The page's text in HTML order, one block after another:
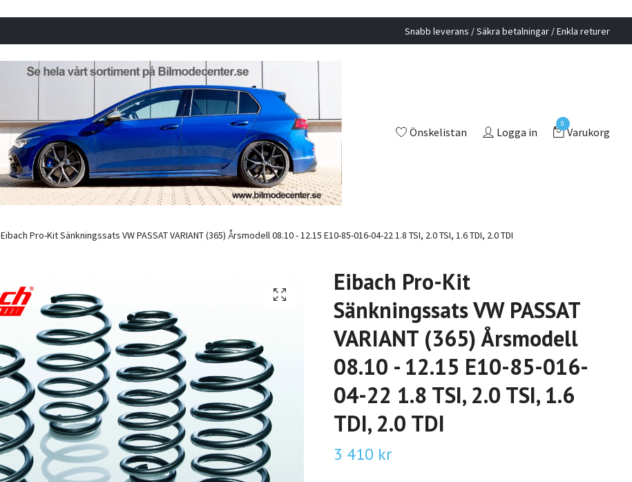
Snabb leverans / Säkra betalningar / Enkla returer
Önskelistan Logga in
0
Varukorg
Eibach Pro-Kit Sänkningssats VW PASSAT VARIANT (365) Årsmodell 08.10 - 12.15 E10-85-016-04-22 1.8 TSI, 2.0 TSI, 1.6 TDI, 2.0 TDI
Eibach Pro-Kit
Sänkningssats VW PASSAT
VARIANT (365) Årsmodell
08.10 - 12.15 E10-85-016-
04-22 1.8 TSI, 2.0 TSI, 1.6
TDI, 2.0 TDI
3 410 kr